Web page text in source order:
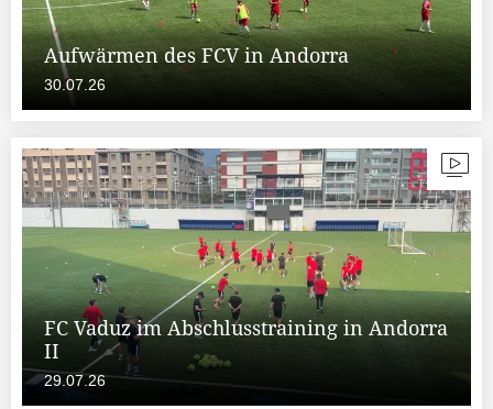
Aufwärmen des FCV in Andorra
30.07.26
FC Vaduz im Abschlusstraining in Andorra
II
29.07.26